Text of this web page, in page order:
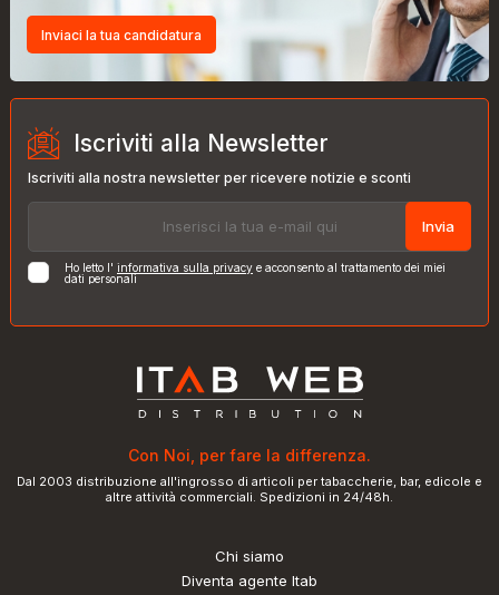
Inviaci la tua candidatura
Iscriviti alla Newsletter
Iscriviti alla nostra newsletter per ricevere notizie e sconti
Invia
Ho letto l' informativa sulla privacy e acconsento al trattamento dei miei
dati personali
Con Noi, per fare la differenza.
Dal 2003 distribuzione all'ingrosso di articoli per tabaccherie, bar, edicole e
altre attività commerciali. Spedizioni in 24/48h.
Chi siamo
Diventa agente Itab